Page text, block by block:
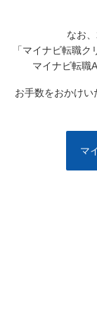
なお
「マイナビ転職ク
マイナビ転職
お手数をおかけい
マ